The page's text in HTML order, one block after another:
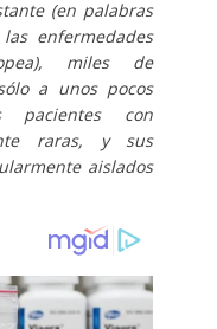
(en palabras
enfermedades
miles de
a unos pocos
pacientes con
raras, y sus
aislados